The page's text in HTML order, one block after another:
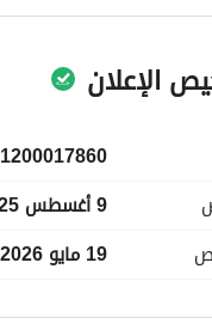
الإعلان
1200017860
9 أغسطس 2025
19 مايو 2026